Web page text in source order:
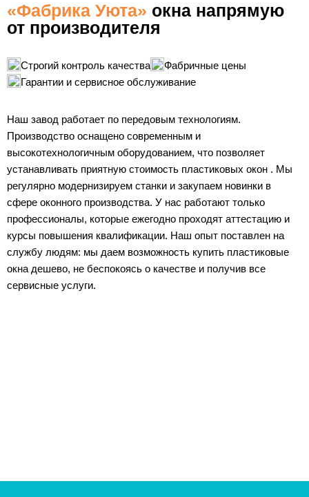
«Фабрика Уюта» окна напрямую
от производителя
Строгий контроль качества
Фабричные цены
Гарантии и сервисное обслуживание
Наш завод работает по передовым технологиям.
Производство оснащено современным и
высокотехнологичным оборудованием, что позволяет
устанавливать приятную стоимость пластиковых окон . Мы
регулярно модернизируем станки и закупаем новинки в
сфере оконного производства. У нас работают только
профессионалы, которые ежегодно проходят аттестацию и
курсы повышения квалификации. Наш опыт поставлен на
службу людям: мы даем возможность купить пластиковые
окна дешево, не беспокоясь о качестве и получив все
сервисные услуги.